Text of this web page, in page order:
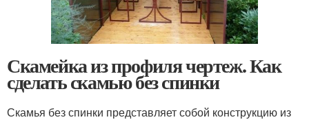
Скамейка из профиля чертеж. Как
сделать скамью без спинки
Скамья без спинки представляет собой конструкцию из